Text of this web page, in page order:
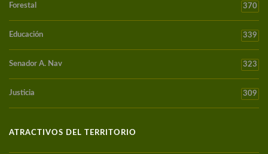
Forestal 370
Educación 339
Senador A. Nav 323
Justicia 309
ATRACTIVOS DEL TERRITORIO